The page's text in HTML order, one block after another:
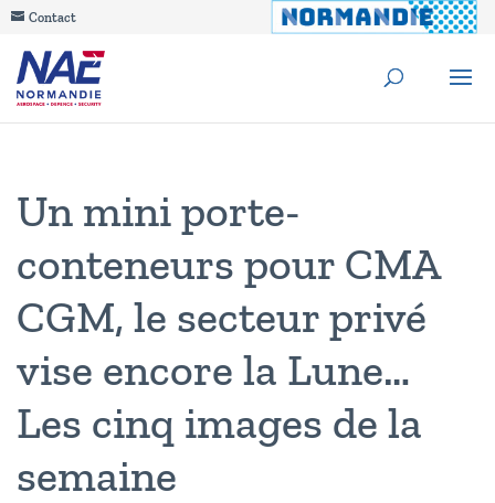
Contact
Un mini porte-
conteneurs pour CMA
CGM, le secteur privé
vise encore la Lune…
Les cinq images de la
semaine